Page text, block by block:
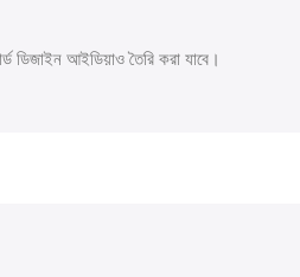
ডিজাইন আইডিয়াও তৈরি করা যাবে।